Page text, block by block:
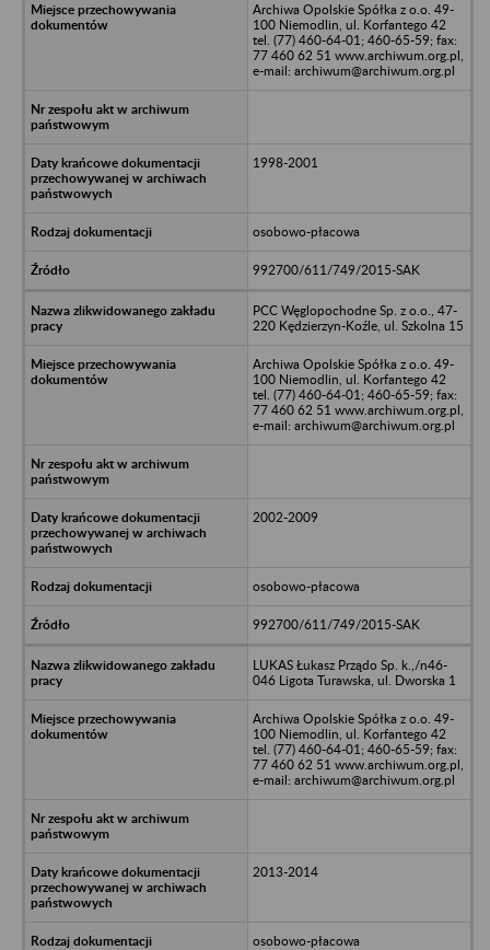
Archiwa Opolskie Spółka z o.o. 49-
100 Niemodlin, ul. Korfantego 42
tel. (77) 460-64-01; 460-65-59; fax:
77 460 62 51 www.archiwum.org.pl,
e-mail: archiwum@archiwum.org.pl
1998-2001
osobowo-płacowa
992700/611/749/2015-SAK
PCC Węglopochodne Sp. z o.o., 47-
220 Kędzierzyn-Koźle, ul. Szkolna 15
Archiwa Opolskie Spółka z o.o. 49-
100 Niemodlin, ul. Korfantego 42
tel. (77) 460-64-01; 460-65-59; fax:
77 460 62 51 www.archiwum.org.pl,
e-mail: archiwum@archiwum.org.pl
2002-2009
osobowo-płacowa
992700/611/749/2015-SAK
LUKAS Łukasz Prządo Sp. k.,/n46-
046 Ligota Turawska, ul. Dworska 1
Archiwa Opolskie Spółka z o.o. 49-
100 Niemodlin, ul. Korfantego 42
tel. (77) 460-64-01; 460-65-59; fax:
77 460 62 51 www.archiwum.org.pl,
e-mail: archiwum@archiwum.org.pl
2013-2014
osobowo-płacowa